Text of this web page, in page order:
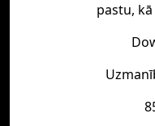
pastu,